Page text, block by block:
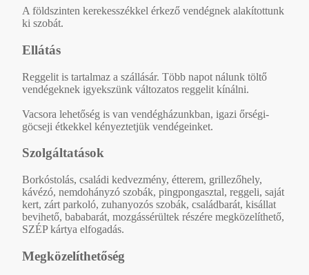
A földszinten kerekesszékkel érkező vendégnek alakítottunk
ki szobát.
Ellátás
Reggelit is tartalmaz a szállásár. Több napot nálunk töltő
vendégeknek igyekszünk változatos reggelit kínálni.
Vacsora lehetőség is van vendégházunkban, igazi őrségi-
göcseji étkekkel kényeztetjük vendégeinket.
Szolgáltatások
Borkóstolás, családi kedvezmény, étterem, grillezőhely,
kávézó, nemdohányzó szobák, pingpongasztal, reggeli, saját
kert, zárt parkoló, zuhanyozós szobák, családbarát, kisállat
bevihető, bababarát, mozgássérültek részére megközelíthető,
SZÉP kártya elfogadás.
Megközelíthetőség